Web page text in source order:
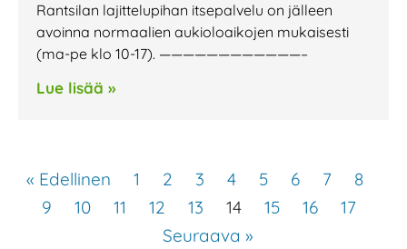
Rantsilan lajittelupihan itsepalvelu on jälleen
avoinna normaalien aukioloaikojen mukaisesti
(ma-pe klo 10-17). ————————————–
Lue lisää »
« Edellinen 1 2 3 4 5 6 7
8
9
10 11 12 13 14 15 16
17
Seuraava »